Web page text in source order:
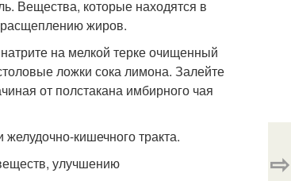
Вещества, которые находятся в
жиров.
на мелкой терке очищенный
ложки сока лимона. Залейте
от полстакана имбирного чая
кишечного тракта.
улучшению
⇨